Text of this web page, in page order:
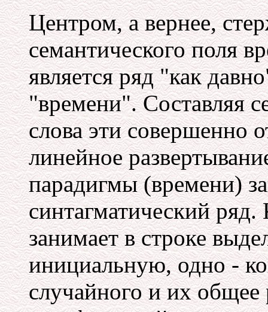
Центром, а вернее,
семантического поля
является ряд "как
"времени". Составляя
слова эти совершенно
линейное
парадигмы (времени)
синтагматический
занимает в строке
инициальную, одно -
случайного и их общее